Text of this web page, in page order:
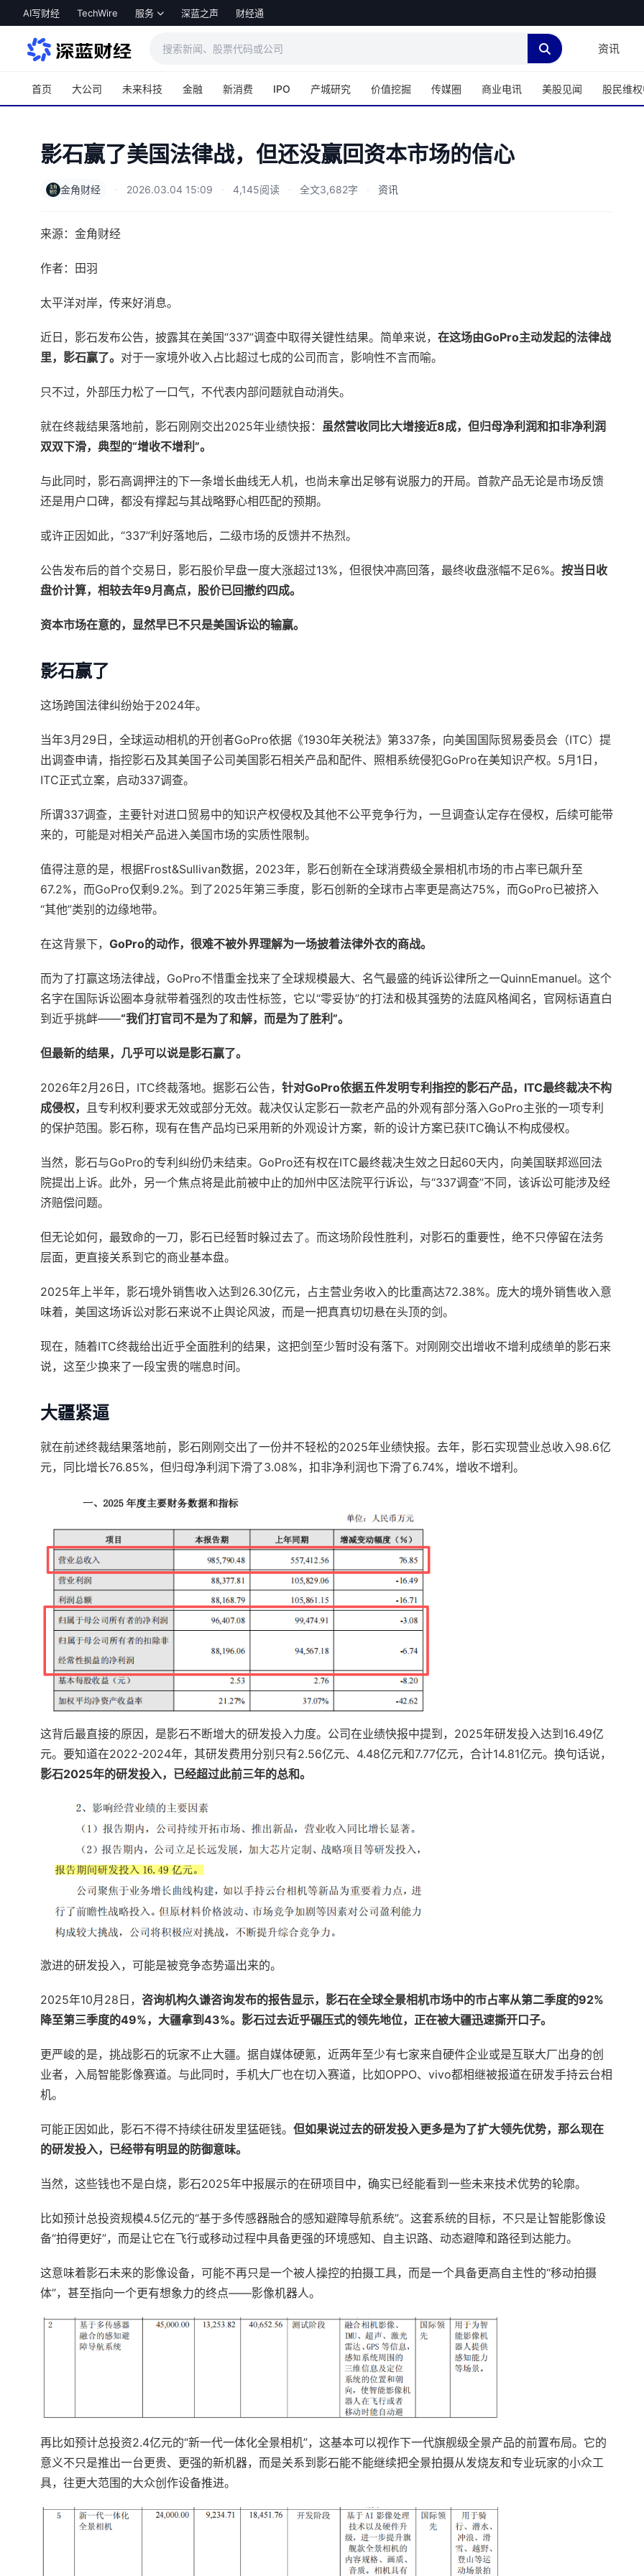
跳转到主内容
AI写财经 TechWire 服务 深蓝之声 财经通
资讯
首页 大公司 未来科技 金融 新消费 IPO 产城研究 价值挖掘 传媒圈 商业电讯 美股见闻 股民维
影石赢了美国法律战，但还没赢回资本市场的信心
金角财经 · 2026.03.04 15:09 · 4,145阅读 · 全文3,682字 · 资讯
来源：金角财经
作者：田羽
太平洋对岸，传来好消息。
近日，影石发布公告，披露其在美国“337”调查中取得关键性结果。简单来说， 在这场由GoPro主动发起的法律战
里，影石赢了。 对于一家境外收入占比超过七成的公司而言，影响性不言而喻。
只不过，外部压力松了一口气，不代表内部问题就自动消失。
就在终裁结果落地前，影石刚刚交出2025年业绩快报： 虽然营收同比大增接近8成，但归母净利润和扣非净利润
双双下滑，典型的“增收不增利”。
与此同时，影石高调押注的下一条增长曲线无人机，也尚未拿出足够有说服力的开局。首款产品无论是市场反馈
还是用户口碑，都没有撑起与其战略野心相匹配的预期。
或许正因如此，“337”利好落地后，二级市场的反馈并不热烈。
公告发布后的首个交易日，影石股价早盘一度大涨超过13%，但很快冲高回落，最终收盘涨幅不足6%。 按当日收
盘价计算，相较去年9月高点，股价已回撤约四成。
资本市场在意的，显然早已不只是美国诉讼的输赢。
影石赢了
这场跨国法律纠纷始于2024年。
当年3月29日，全球运动相机的开创者GoPro依据《1930年关税法》第337条，向美国国际贸易委员会（ITC）提
出调查申请，指控影石及其美国子公司美国影石相关产品和配件、照相系统侵犯GoPro在美知识产权。5月1日，
ITC正式立案，启动337调查。
所谓337调查，主要针对进口贸易中的知识产权侵权及其他不公平竞争行为，一旦调查认定存在侵权，后续可能带
来的，可能是对相关产品进入美国市场的实质性限制。
值得注意的是，根据Frost&Sullivan数据，2023年，影石创新在全球消费级全景相机市场的市占率已飙升至
67.2%，而GoPro仅剩9.2%。到了2025年第三季度，影石创新的全球市占率更是高达75%，而GoPro已被挤入
“其他”类别的边缘地带。
在这背景下， GoPro的动作，很难不被外界理解为一场披着法律外衣的商战。
而为了打赢这场法律战，GoPro不惜重金找来了全球规模最大、名气最盛的纯诉讼律所之一QuinnEmanuel。这个
名字在国际诉讼圈本身就带着强烈的攻击性标签，它以“零妥协”的打法和极其强势的法庭风格闻名，官网标语直白
到近乎挑衅——“我们打官司不是为了和解，而是为了胜利”。
但最新的结果，几乎可以说是影石赢了。
2026年2月26日，ITC终裁落地。据影石公告， 针对GoPro依据五件发明专利指控的影石产品，ITC最终裁决不构
成侵权， 且专利权利要求无效或部分无效。裁决仅认定影石一款老产品的外观有部分落入GoPro主张的一项专利
的保护范围。影石称，现有在售产品均已采用新的外观设计方案，新的设计方案已获ITC确认不构成侵权。
当然，影石与GoPro的专利纠纷仍未结束。GoPro还有权在ITC最终裁决生效之日起60天内，向美国联邦巡回法
院提出上诉。此外，另一个焦点将是此前被中止的加州中区法院平行诉讼，与“337调查”不同，该诉讼可能涉及经
济赔偿问题。
但无论如何，最致命的一刀，影石已经暂时躲过去了。而这场阶段性胜利，对影石的重要性，绝不只停留在法务
层面，更直接关系到它的商业基本盘。
2025年上半年，影石境外销售收入达到26.30亿元，占主营业务收入的比重高达72.38%。庞大的境外销售收入意
味着，美国这场诉讼对影石来说不止舆论风波，而是一把真真切切悬在头顶的剑。
现在，随着ITC终裁给出近乎全面胜利的结果，这把剑至少暂时没有落下。对刚刚交出增收不增利成绩单的影石来
说，这至少换来了一段宝贵的喘息时间。
大疆紧逼
就在前述终裁结果落地前，影石刚刚交出了一份并不轻松的2025年业绩快报。去年，影石实现营业总收入98.6亿
元，同比增长76.85%，但归母净利润下滑了3.08%，扣非净利润也下滑了6.74%，增收不增利。
这背后最直接的原因，是影石不断增大的研发投入力度。公司在业绩快报中提到，2025年研发投入达到16.49亿
元。要知道在2022-2024年，其研发费用分别只有2.56亿元、4.48亿元和7.77亿元，合计14.81亿元。换句话说，
影石2025年的研发投入，已经超过此前三年的总和。
激进的研发投入，可能是被竞争态势逼出来的。
2025年10月28日， 咨询机构久谦咨询发布的报告显示，影石在全球全景相机市场中的市占率从第二季度的92%
降至第三季度的49%，大疆拿到43%。影石过去近乎碾压式的领先地位，正在被大疆迅速撕开口子。
更严峻的是，挑战影石的玩家不止大疆。据自媒体硬氪，近两年至少有七家来自硬件企业或是互联大厂出身的创
业者，入局智能影像赛道。与此同时，手机大厂也在切入赛道，比如OPPO、vivo都相继被报道在研发手持云台相
机。
可能正因如此，影石不得不持续往研发里猛砸钱。 但如果说过去的研发投入更多是为了扩大领先优势，那么现在
的研发投入，已经带有明显的防御意味。
当然，这些钱也不是白烧，影石2025年中报展示的在研项目中，确实已经能看到一些未来技术优势的轮廓。
比如预计总投资规模4.5亿元的“基于多传感器融合的感知避障导航系统”。这套系统的目标，不只是让智能影像设
备“拍得更好”，而是让它在飞行或移动过程中具备更强的环境感知、自主识路、动态避障和路径到达能力。
这意味着影石未来的影像设备，可能不再只是一个被人操控的拍摄工具，而是一个具备更高自主性的“移动拍摄
体”，甚至指向一个更有想象力的终点——影像机器人。
再比如预计总投资2.4亿元的“新一代一体化全景相机”，这基本可以视作下一代旗舰级全景产品的前置布局。它的
意义不只是推出一台更贵、更强的新机器，而是关系到影石能不能继续把全景拍摄从发烧友和专业玩家的小众工
具，往更大范围的大众创作设备推进。